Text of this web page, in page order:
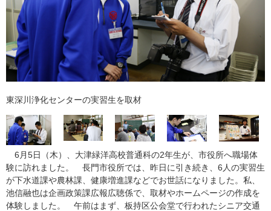
東深川浄化センターの実習生を取材
6月5日（木）、大津緑洋高校普通科の2年生が、市役所へ職場体
験に訪れました。 長門市役所では、昨日に引き続き、6人の実習生
が下水道課や農林課、健康増進課などでお世話になりました。私、
池信融也は企画政策課広報広聴係で、取材やホームページの作成を
体験しました。 午前はまず、板持区公会堂で行われたシニア交通